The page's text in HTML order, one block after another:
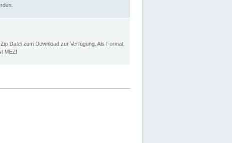
Datei zum Download zur Verfügung. Als Format
MEZ!